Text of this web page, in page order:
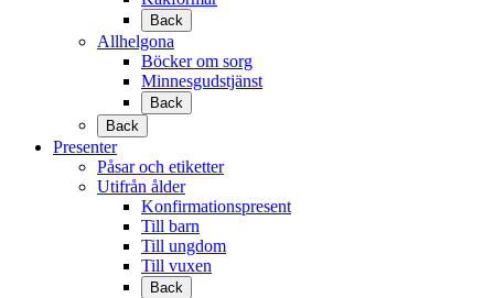
Back
Allhelgona
Böcker om sorg
Minnesgudstjänst
Back
Back
Presenter
Påsar och etiketter
Utifrån ålder
Konfirmationspresent
Till barn
Till ungdom
Till vuxen
Back